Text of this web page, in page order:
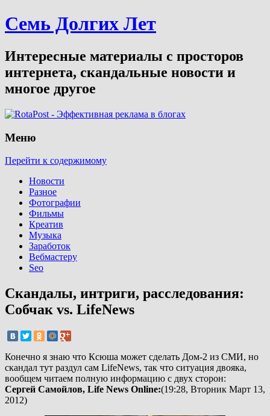
Семь Долгих Лет
Интересные материалы с просторов
интернета, скандальные новости и
многое другое
Меню
Перейти к содержимому
Новости
Разное
Фотографии
Фильмы
Креатив
Музыка
Заработок
Вебмастеру
Seo
Скандалы, интриги, расследования:
Собчак vs. LifeNews
Конечно я знаю что Ксюша может сделать Дом-2 из СМИ, но
скандал тут раздул сам LifeNews, так что ситуация двояка,
вообщем читаем полную информацию с двух сторон:
Сергей Самойлов, Life News Online:(19:28, Вторник Март 13,
2012)